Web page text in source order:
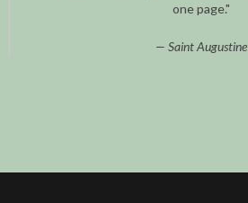
one page."
Saint Augustine